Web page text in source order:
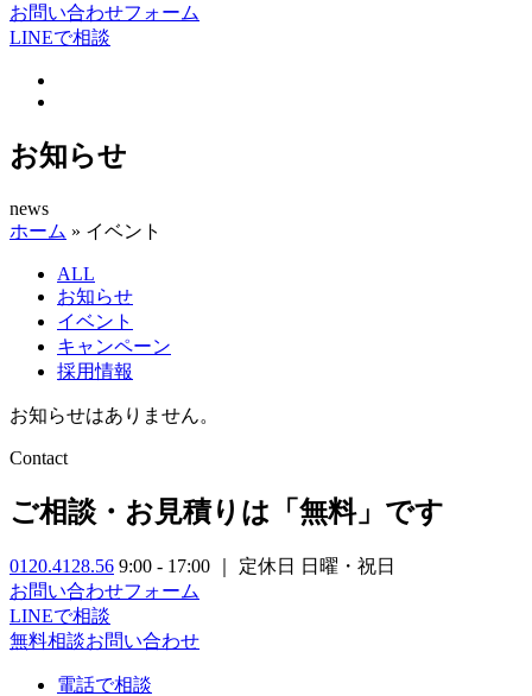
お問い合わせフォーム
LINEで相談
お知らせ
news
ホーム » イベント
ALL
お知らせ
イベント
キャンペーン
採用情報
お知らせはありません。
Contact
ご相談・お見積りは「無料」です
0120.4128.56 9:00 - 17:00 ｜ 定休日 日曜・祝日
お問い合わせフォーム
LINEで相談
無料相談お問い合わせ
電話で相談